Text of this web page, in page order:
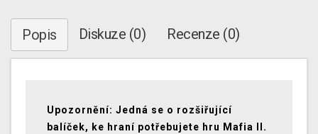
Popis Diskuze (0) Recenze (0)
Upozornění: Jedná se o rozšiřující
balíček, ke hraní potřebujete hru Mafia II.